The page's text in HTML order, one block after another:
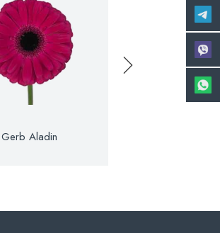
Gerb Aladin